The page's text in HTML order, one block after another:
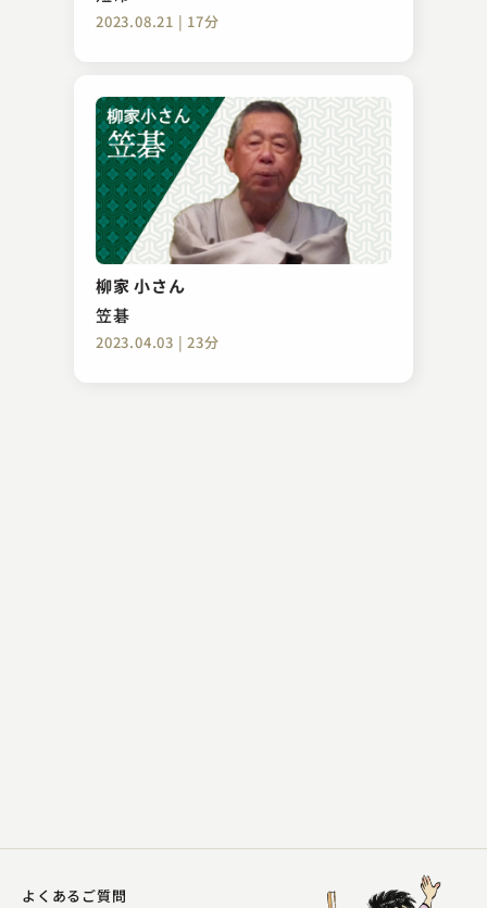
2023.08.21 | 17分
柳家 小さん
笠碁
2023.04.03 | 23分
三遊亭 愛楽
熊の皮
2025.02.18 | 14分
よくあるご質問